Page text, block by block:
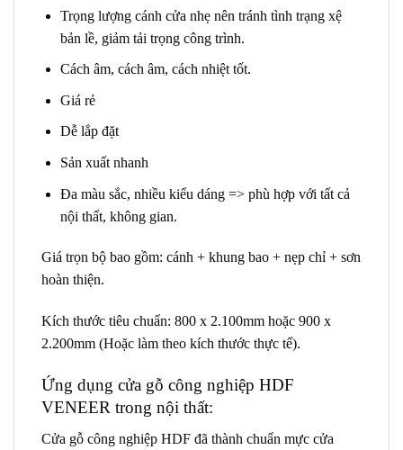
Trọng lượng cánh cửa nhẹ nên tránh tình trạng xệ
bản lề, giảm tải trọng công trình.
Cách âm, cách âm, cách nhiệt tốt.
Giá rẻ
Dễ lắp đặt
Sản xuất nhanh
Đa màu sắc, nhiều kiểu dáng => phù hợp với tất cả
nội thất, không gian.
Giá trọn bộ bao gồm: cánh + khung bao + nẹp chỉ + sơn
hoàn thiện.
Kích thước tiêu chuẩn: 800 x 2.100mm hoặc 900 x
2.200mm (Hoặc làm theo kích thước thực tế).
Ứng dụng cửa gỗ công nghiệp HDF
VENEER trong nội thất:
Cửa gỗ công nghiệp HDF đã thành chuẩn mực cửa